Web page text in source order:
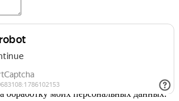
Политики конфиденциальности
обработку моих персональных данных.